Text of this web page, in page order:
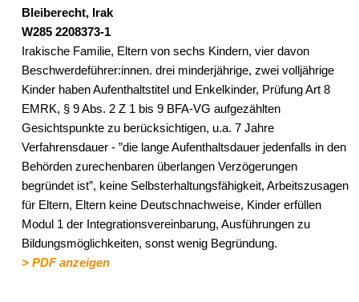
Bleiberecht, Irak
W285 2208373-1
Irakische Familie, Eltern von sechs Kindern, vier davon
Beschwerdeführer:innen. drei minderjährige, zwei volljährige
Kinder haben Aufenthaltstitel und Enkelkinder, Prüfung Art 8
EMRK, § 9 Abs. 2 Z 1 bis 9 BFA-VG aufgezählten
Gesichtspunkte zu berücksichtigen, u.a. 7 Jahre
Verfahrensdauer - ”die lange Aufenthaltsdauer jedenfalls in den
Behörden zurechenbaren überlangen Verzögerungen
begründet ist”, keine Selbsterhaltungsfähigkeit, Arbeitszusagen
für Eltern, Eltern keine Deutschnachweise, Kinder erfüllen
Modul 1 der Integrationsvereinbarung, Ausführungen zu
Bildungsmöglichkeiten, sonst wenig Begründung.
> PDF anzeigen